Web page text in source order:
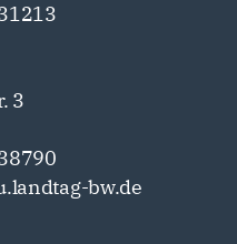
3
bw.de